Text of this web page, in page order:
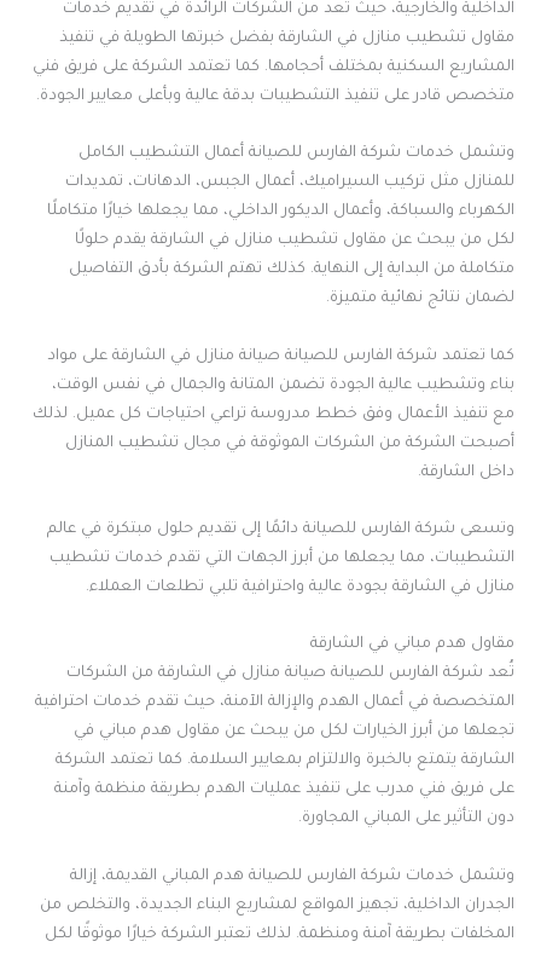
الداخلية والخارجية، حيث تُعد من الشركات الرائدة في تقديم خدمات
مقاول تشطيب منازل في الشارقة بفضل خبرتها الطويلة في تنفيذ
المشاريع السكنية بمختلف أحجامها. كما تعتمد الشركة على فريق فني
متخصص قادر على تنفيذ التشطيبات بدقة عالية وبأعلى معايير الجودة.
وتشمل خدمات شركة الفارس للصيانة أعمال التشطيب الكامل
للمنازل مثل تركيب السيراميك، أعمال الجبس، الدهانات، تمديدات
الكهرباء والسباكة، وأعمال الديكور الداخلي، مما يجعلها خيارًا متكاملًا
لكل من يبحث عن مقاول تشطيب منازل في الشارقة يقدم حلولًا
متكاملة من البداية إلى النهاية. كذلك تهتم الشركة بأدق التفاصيل
لضمان نتائج نهائية متميزة.
كما تعتمد شركة الفارس للصيانة صيانة منازل في الشارقة على مواد
بناء وتشطيب عالية الجودة تضمن المتانة والجمال في نفس الوقت،
مع تنفيذ الأعمال وفق خطط مدروسة تراعي احتياجات كل عميل. لذلك
أصبحت الشركة من الشركات الموثوقة في مجال تشطيب المنازل
داخل الشارقة.
وتسعى شركة الفارس للصيانة دائمًا إلى تقديم حلول مبتكرة في عالم
التشطيبات، مما يجعلها من أبرز الجهات التي تقدم خدمات تشطيب
منازل في الشارقة بجودة عالية واحترافية تلبي تطلعات العملاء.
مقاول هدم مباني في الشارقة
تُعد شركة الفارس للصيانة صيانة منازل في الشارقة من الشركات
المتخصصة في أعمال الهدم والإزالة الآمنة، حيث تقدم خدمات احترافية
تجعلها من أبرز الخيارات لكل من يبحث عن مقاول هدم مباني في
الشارقة يتمتع بالخبرة والالتزام بمعايير السلامة. كما تعتمد الشركة
على فريق فني مدرب على تنفيذ عمليات الهدم بطريقة منظمة وآمنة
دون التأثير على المباني المجاورة.
وتشمل خدمات شركة الفارس للصيانة هدم المباني القديمة، إزالة
الجدران الداخلية، تجهيز المواقع لمشاريع البناء الجديدة، والتخلص من
المخلفات بطريقة آمنة ومنظمة. لذلك تعتبر الشركة خيارًا موثوقًا لكل